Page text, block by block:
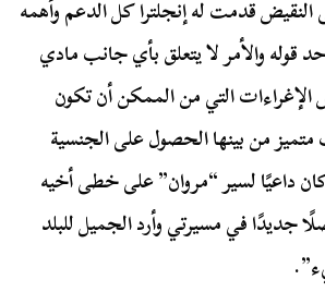
قدمت له إنجلترا كل الدعم وأهمه
قوله والأمر لا يتعلق بأي جانب مادي
الإغراءات التي من الممكن أن تكون
من بينها الحصول على الجنسية
داعيًا لسير “مروان” على خطى أخيه
جديدًا في مسيرتي وأرد الجميل للبلد